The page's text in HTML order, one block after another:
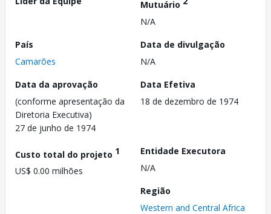
Mutuário
N/A
País
Camarões
Data de divulgação
N/A
Data da aprovação
(conforme apresentação da
Diretoria Executiva)
27 de junho de 1974
Data Efetiva
18 de dezembro de 1974
Custo total do projeto 1
US$ 0.00 milhões
Entidade Executora
N/A
Região
Western and Central Africa